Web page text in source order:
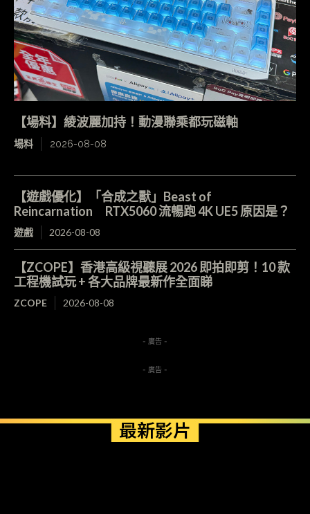
【場料】綾波麗加持！動漫聯乘都玩磁軸
場料 2026-08-08
【遊戲優化】「合成之獸」Beast of
Reincarnation RTX5060 流暢跑 4K UE5 原因是？
遊戲 2026-08-08
【ZCOPE】香港高級視聽展 2026 即拍即剪！10 款
工程機試玩 + 各大品牌最新作全面睇
ZCOPE 2026-08-08
- 廣告 -
- 廣告 -
最新影片